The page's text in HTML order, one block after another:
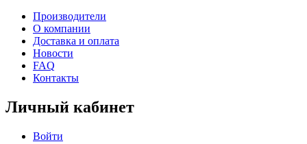
Производители
О компании
Доставка и оплата
Новости
FAQ
Контакты
Личный кабинет
Войти